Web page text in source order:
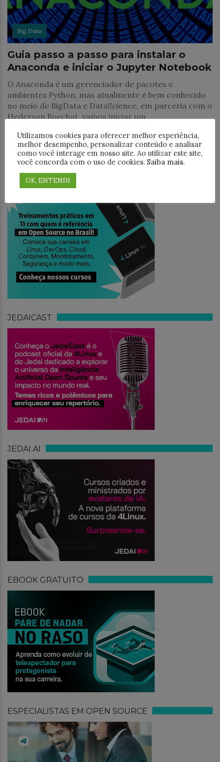
Big Data
Guia passo a passo para instalar o
Anaconda e iniciar o Jupyter Notebook
O Anaconda é um gerenciador de pacotes e
ambientes Python, mas atualmente é bem conhecido
no meio de BigData e DataScience, em parceria com o
Hederson Boechat, vamos iniciar um
PESQUISAR
TREINAMENTO
JEDAICAST
JEDAI.AI
EBOOK GRATUITO
ESPECIALISTAS EM OPEN SOURCE
Utilizamos cookies para oferecer melhor experiência,
melhor desempenho, personalizar conteúdo e analisar
como você interage em nosso site. Ao utilizar este site,
você concorda com o uso de cookies. Saiba mais.
OK, ENTENDI